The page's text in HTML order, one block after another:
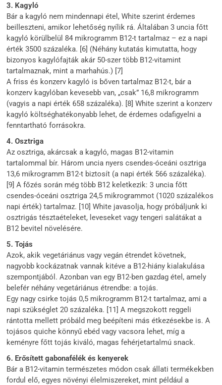
3. Kagyló
Bár a kagyló nem mindennapi étel, White szerint érdemes
beilleszteni, amikor lehetőség nyílik rá. Általában 3 uncia főtt
kagyló körülbelül 84 mikrogramm B12-t tartalmaz – ez a napi
érték 3500 százaléka. [6] (Néhány kutatás kimutatta, hogy
bizonyos kagylófajták akár 50-szer több B12-vitamint
tartalmaznak, mint a marhahús.) [7]
A friss és konzerv kagyló is bőven tartalmaz B12-t, bár a
konzerv kagylóban kevesebb van, „csak” 16,8 mikrogramm
(vagyis a napi érték 658 százaléka). [8] White szerint a konzerv
kagyló költséghatékonyabb lehet, de érdemes odafigyelni a
fenntartható forrásokra.
4. Osztriga
Az osztriga, akárcsak a kagyló, magas B12-vitamin
tartalommal bír. Három uncia nyers csendes-óceáni osztriga
13,6 mikrogramm B12-t biztosít (a napi érték 566 százaléka).
[9] A főzés során még több B12 keletkezik: 3 uncia főtt
csendes-óceáni osztriga 24,5 mikrogrammot (1020 százalékos
napi érték) tartalmaz. [10] White javasolja, hogy próbáljunk ki
osztrigás tésztaételeket, leveseket vagy tengeri salátákat a
B12 bevitel növelésére.
5. Tojás
Azok, akik vegetáriánus vagy vegán étrendet követnek,
nagyobb kockázatnak vannak kitéve a B12-hiány kialakulása
szempontjából. Azonban van egy B12-ben gazdag étel, amely
belefér néhány vegetáriánus étrendbe: a tojás.
Egy nagy csirke tojás 0,5 mikrogramm B12-t tartalmaz, ami a
napi szükséglet 20 százaléka. [11] A megszokott reggeli
rántotta mellett próbáld meg beépíteni más étkezésekbe is. A
tojásos quiche könnyű ebéd vagy vacsora lehet, míg a
keményre főtt tojás kiváló, magas fehérjetartalmú snack.
6. Erősített gabonafélék és kenyerek
Bár a B12-vitamin természetes módon csak állati termékekben
fordul elő, egyes növényi élelmiszereket, mint például a